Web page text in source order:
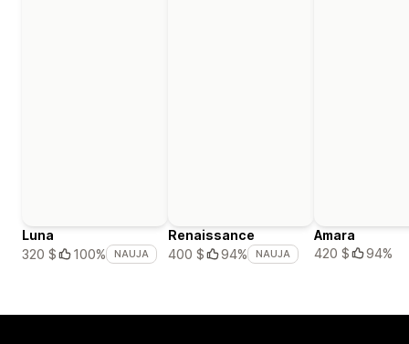
Luna
320 $
100% NAUJA
Renaissance
400 $
94% NAUJA
Amara
420 $
94%